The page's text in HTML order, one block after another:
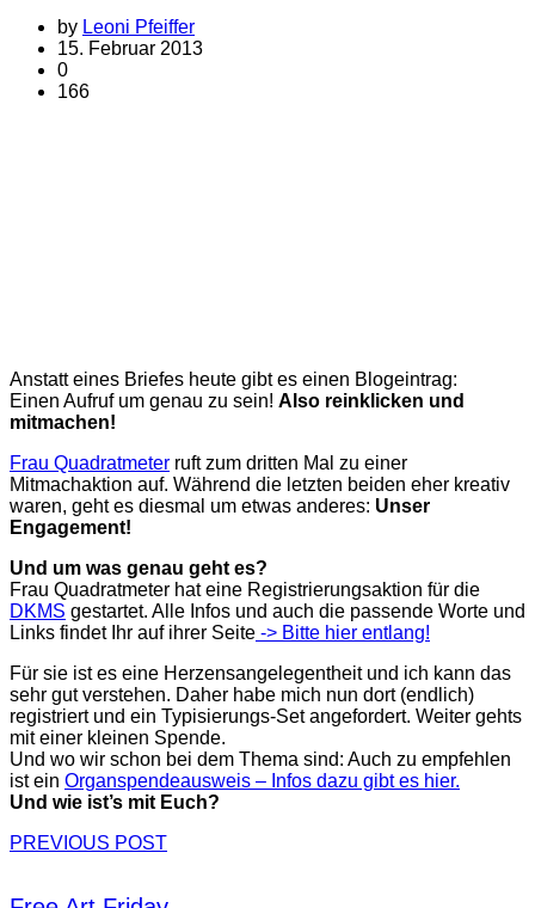
by Leoni Pfeiffer
15. Februar 2013
0
166
Anstatt eines Briefes heute gibt es einen Blogeintrag:
Einen Aufruf um genau zu sein! Also reinklicken und
mitmachen!
Frau Quadratmeter ruft zum dritten Mal zu einer
Mitmachaktion auf. Während die letzten beiden eher kreativ
waren, geht es diesmal um etwas anderes: Unser
Engagement!
Und um was genau geht es?
Frau Quadratmeter hat eine Registrierungsaktion für die
DKMS gestartet. Alle Infos und auch die passende Worte und
Links findet Ihr auf ihrer Seite -> Bitte hier entlang!
Für sie ist es eine Herzensangelegentheit und ich kann das
sehr gut verstehen. Daher habe mich nun dort (endlich)
registriert und ein Typisierungs-Set angefordert. Weiter gehts
mit einer kleinen Spende.
Und wo wir schon bei dem Thema sind: Auch zu empfehlen
ist ein Organspendeausweis – Infos dazu gibt es hier.
Und wie ist’s mit Euch?
PREVIOUS POST